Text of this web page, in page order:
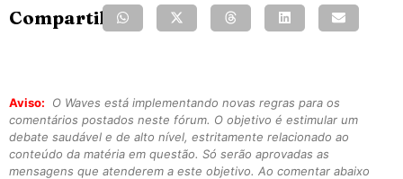
Compartilhe:
Aviso:
O Waves está implementando novas regras para os
comentários postados neste fórum. O objetivo é estimular um
debate saudável e de alto nível, estritamente relacionado ao
conteúdo da matéria em questão. Só serão aprovadas as
mensagens que atenderem a este objetivo. Ao comentar abaixo